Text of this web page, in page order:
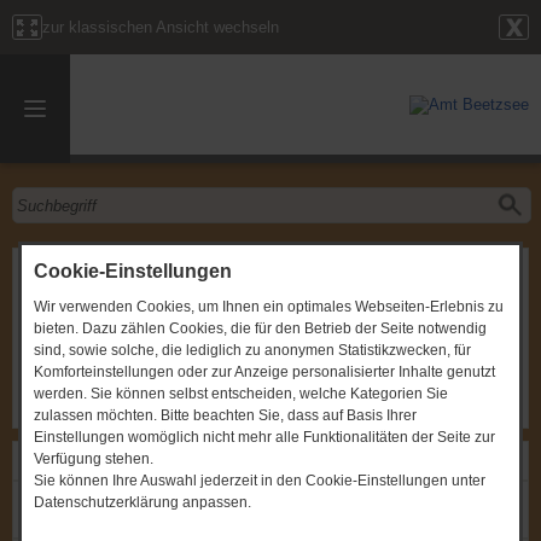
Cookie-Einstellungen
Wir verwenden Cookies, um Ihnen ein optimales Webseiten-Erlebnis zu
bieten. Dazu zählen Cookies, die für den Betrieb der Seite notwendig
sind, sowie solche, die lediglich zu anonymen Statistikzwecken, für
Komforteinstellungen oder zur Anzeige personalisierter Inhalte genutzt
werden. Sie können selbst entscheiden, welche Kategorien Sie
zulassen möchten. Bitte beachten Sie, dass auf Basis Ihrer
Einstellungen womöglich nicht mehr alle Funktionalitäten der Seite zur
Verfügung stehen.
Sie können Ihre Auswahl jederzeit in den Cookie-Einstellungen unter
Datenschutzerklärung anpassen.
zur klassischen Ansicht wechseln
Konstituierende Sitzung des Ausschusses Bauen, Verkehr und
Gremium:
Ausschuss für Bauen, Verkehr und Liegenschaften
Havelsee
Zeitpunkt:
12.09.2024, um 19:30 Uhr
Ort: OT Pritzerbe, Havelstraße 4, Rathaus
Links
Einladung: Konstituierende Sitzung des Ausschusses Bauen,